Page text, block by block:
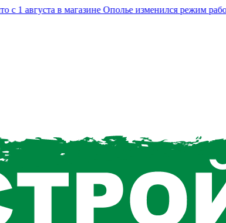
в магазине Ополье изменился режим работы.